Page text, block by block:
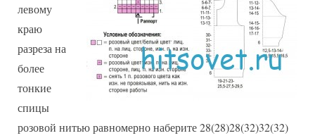
левому
краю
разреза на
более
тонкие
спицы
розовой нитью равномерно наберите 28(28)28(32)32(32)